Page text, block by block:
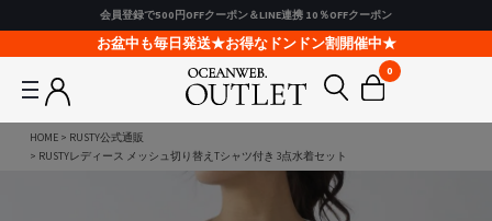
会員登録で500円OFFクーポン＆LINE連携 10％OFFクーポン
お盆中も毎日発送★お得なドンドン割開催中★
0
HOME
RUSTY公式通販
RUSTYレディース メッシュ切り替えTシャツ付き 3点水着セット